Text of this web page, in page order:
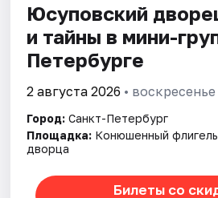
Юсуповский
и тайны в мини-
Петербурге
2 августа 2026 • воскресенье
Город: Санкт-Петербург
Площадка: Конюшенный
дворца
Билеты со